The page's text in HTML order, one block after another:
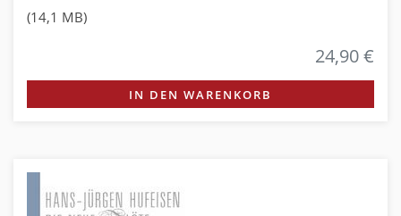
(14,1 MB)
24,90 €
IN DEN WARENKORB